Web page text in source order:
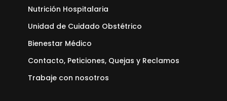
Nutrición Hospitalaria
Unidad de Cuidado Obstétrico
Bienestar Médico
Contacto, Peticiones, Quejas y Reclamos
Trabaje con nosotros